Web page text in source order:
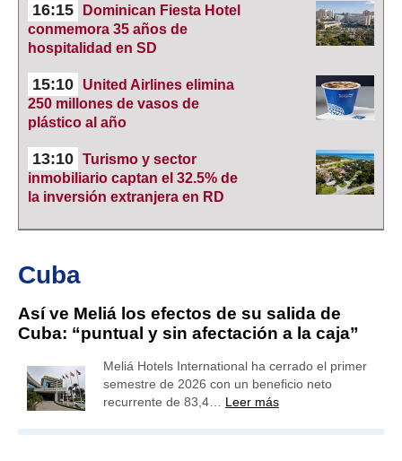
16:15
Dominican Fiesta Hotel
conmemora 35 años de
hospitalidad en SD
15:10
United Airlines elimina
250 millones de vasos de
plástico al año
13:10 Turismo y sector
inmobiliario captan el 32.5% de
la inversión extranjera en RD
Cuba
Así ve Meliá los efectos de su salida de
Cuba: “puntual y sin afectación a la caja”
Meliá Hotels International ha cerrado el primer
semestre de 2026 con un beneficio neto
recurrente de 83,4… Leer más